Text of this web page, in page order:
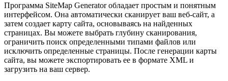
Программа SiteMap Generator обладает простым и понятным
интерфейсом. Она автоматически сканирует ваш веб-сайт, а
затем создает карту сайта, основываясь на найденных
страницах. Вы можете выбрать глубину сканирования,
ограничить поиск определенными типами файлов или
исключить определенные страницы. После генерации карты
сайта, вы можете экспортировать ее в формате XML и
загрузить на ваш сервер.